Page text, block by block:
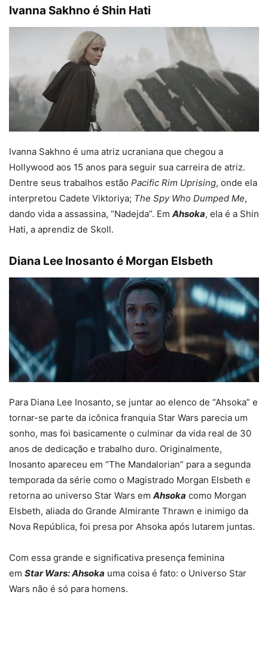
Ivanna Sakhno é Shin Hati
Ivanna Sakhno é uma atriz ucraniana que chegou a
Hollywood aos 15 anos para seguir sua carreira de atriz.
Dentre seus trabalhos estão Pacific Rim Uprising, onde ela
interpretou Cadete Viktoriya; The Spy Who Dumped Me,
dando vida a assassina, “Nadejda”. Em Ahsoka, ela é a Shin
Hati, a aprendiz de Skoll.
Diana Lee Inosanto é Morgan Elsbeth
Para Diana Lee Inosanto, se juntar ao elenco de “Ahsoka” e
tornar-se parte da icônica franquia Star Wars parecia um
sonho, mas foi basicamente o culminar da vida real de 30
anos de dedicação e trabalho duro. Originalmente,
Inosanto apareceu em “The Mandalorian” para a segunda
temporada da série como o Magistrado Morgan Elsbeth e
retorna ao universo Star Wars em Ahsoka como Morgan
Elsbeth, aliada do Grande Almirante Thrawn e inimigo da
Nova República, foi presa por Ahsoka após lutarem juntas.
Com essa grande e significativa presença feminina
em Star Wars: Ahsoka uma coisa é fato: o Universo Star
Wars não é só para homens.